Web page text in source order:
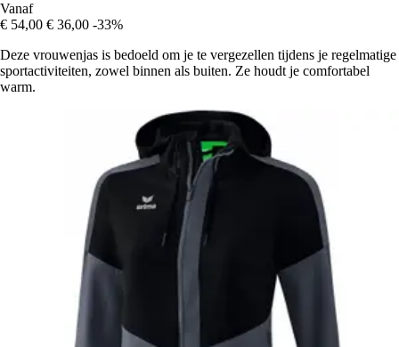
Vanaf
€ 54,00 € 36,00 -33%
Deze vrouwenjas is bedoeld om je te vergezellen tijdens je regelmatige
sportactiviteiten, zowel binnen als buiten. Ze houdt je comfortabel
warm.